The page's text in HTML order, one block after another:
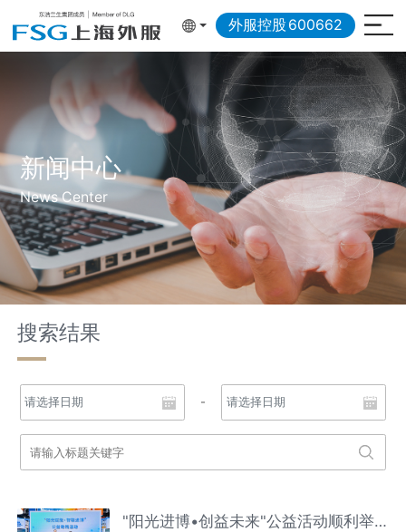
外服控股 600662
新闻中心
News Center
搜索结果
-
"阳光进博•创益未来"公益活动顺利举